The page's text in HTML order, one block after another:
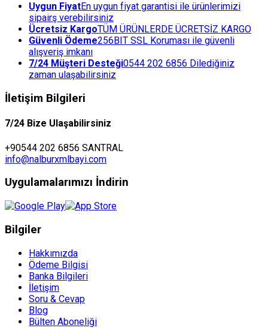
Uygun FiyatEn uygun fiyat garantisi ile ürünlerimizi
sipairş verebilirsiniz
Ücretsiz KargoTÜM ÜRÜNLERDE ÜCRETSİZ KARGO
Güvenli Ödeme256BIT SSL Koruması ile güvenli
alışveriş imkanı
7/24 Müşteri Desteği0544 202 6856 Dilediğiniz
zaman ulaşabilirsiniz
İletişim Bilgileri
7/24 Bize Ulaşabilirsiniz
+90544 202 6856 SANTRAL
info@nalburxmlbayi.com
Uygulamalarımızı İndirin
Bilgiler
Hakkımızda
Ödeme Bilgisi
Banka Bilgileri
İletişim
Soru & Cevap
Blog
Bülten Aboneliği